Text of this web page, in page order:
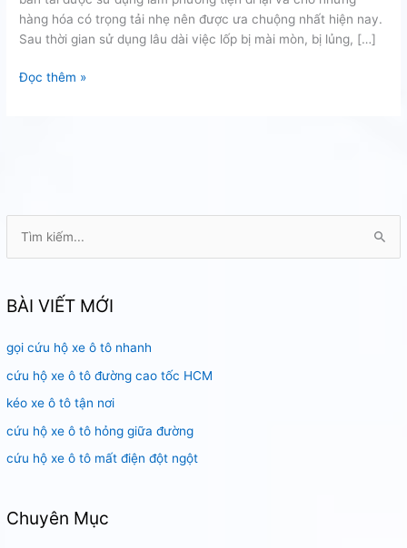
k
ế
m
:
BÀI VIẾT MỚI
gọi cứu hộ xe ô tô nhanh
cứu hộ xe ô tô đường cao tốc HCM
kéo xe ô tô tận nơi
cứu hộ xe ô tô hỏng giữa đường
cứu hộ xe ô tô mất điện đột ngột
Chuyên Mục
hàng hóa có trọng tải nhẹ nên được ưa chuộng nhất hiện nay.
Sau thời gian sử dụng lâu dài việc lốp bị mài mòn, bị lủng, […]
Thay
HCM
Đọc thêm »